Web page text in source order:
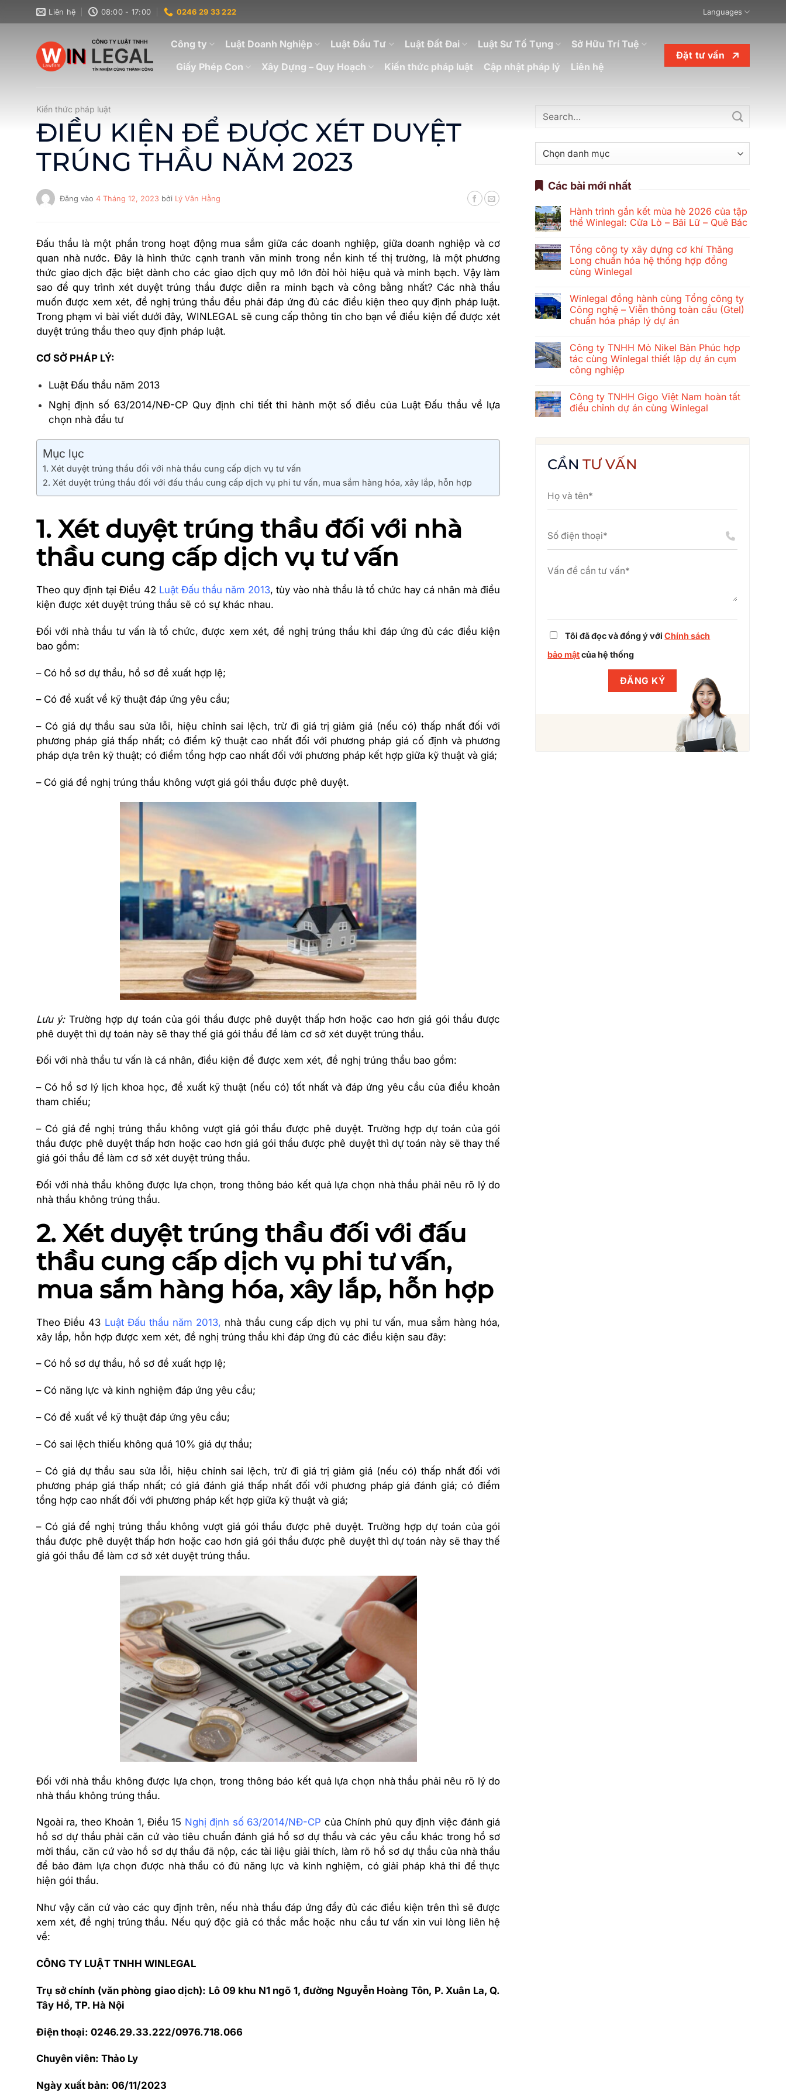
qua
Liên hệ 08:00 - 17:00 0246 29 33 222 Languages
Công ty Luật Doanh Nghiệp Luật Đầu Tư Luật Đất Đai Luật Sư Tố Tụng
Sở Hữu Trí Tuệ
Giấy Phép Con
Xây Dựng – Quy Hoạch Kiến thức pháp luật Cập nhật pháp lý Liên hệ
Đặt tư vấn
Kiến thức pháp luật
ĐIỀU KIỆN ĐỂ ĐƯỢC XÉT DUYỆT
TRÚNG THẦU NĂM 2023
Đăng vào 4 Tháng 12, 2023 bởi Lý Văn Hằng
Đấu thầu là một phần trong hoạt động mua sắm giữa các doanh nghiệp, giữa doanh nghiệp và cơ
quan nhà nước. Đây là hình thức cạnh tranh văn minh trong nền kinh tế thị trường, là một phương
thức giao dịch đặc biệt dành cho các giao dịch quy mô lớn đòi hỏi hiệu quả và minh bạch. Vậy làm
sao để quy trình xét duyệt trúng thầu được diễn ra minh bạch và công bằng nhất? Các nhà thầu
muốn được xem xét, đề nghị trúng thầu đều phải đáp ứng đủ các điều kiện theo quy định pháp luật.
Trong phạm vi bài viết dưới đây, WINLEGAL sẽ cung cấp thông tin cho bạn về điều kiện để được xét
duyệt trúng thầu theo quy định pháp luật.
CƠ SỞ PHÁP LÝ:
Luật Đấu thầu năm 2013
Nghị định số 63/2014/NĐ-CP Quy định chi tiết thi hành một số điều của Luật Đấu thầu về lựa
chọn nhà đầu tư
Mục lục
1. Xét duyệt trúng thầu đối với nhà thầu cung cấp dịch vụ tư vấn
2. Xét duyệt trúng thầu đối với đấu thầu cung cấp dịch vụ phi tư vấn, mua sắm hàng hóa, xây lắp, hỗn hợp
1. Xét duyệt trúng thầu đối với nhà
thầu cung cấp dịch vụ tư vấn
Theo quy định tại Điều 42 Luật Đấu thầu năm 2013, tùy vào nhà thầu là tổ chức hay cá nhân mà điều
kiện được xét duyệt trúng thầu sẽ có sự khác nhau.
Đối với nhà thầu tư vấn là tổ chức, được xem xét, đề nghị trúng thầu khi đáp ứng đủ các điều kiện
bao gồm:
– Có hồ sơ dự thầu, hồ sơ đề xuất hợp lệ;
– Có đề xuất về kỹ thuật đáp ứng yêu cầu;
– Có giá dự thầu sau sửa lỗi, hiệu chỉnh sai lệch, trừ đi giá trị giảm giá (nếu có) thấp nhất đối với
phương pháp giá thấp nhất; có điểm kỹ thuật cao nhất đối với phương pháp giá cố định và phương
pháp dựa trên kỹ thuật; có điểm tổng hợp cao nhất đối với phương pháp kết hợp giữa kỹ thuật và giá;
– Có giá đề nghị trúng thầu không vượt giá gói thầu được phê duyệt.
Lưu ý:Trường hợp dự toán của gói thầu được phê duyệt thấp hơn hoặc cao hơn giá gói thầu được
phê duyệt thì dự toán này sẽ thay thế giá gói thầu để làm cơ sở xét duyệt trúng thầu.
Đối với nhà thầu tư vấn là cá nhân, điều kiện để được xem xét, đề nghị trúng thầu bao gồm:
– Có hồ sơ lý lịch khoa học, đề xuất kỹ thuật (nếu có) tốt nhất và đáp ứng yêu cầu của điều khoản
tham chiếu;
– Có giá đề nghị trúng thầu không vượt giá gói thầu được phê duyệt. Trường hợp dự toán của gói
thầu được phê duyệt thấp hơn hoặc cao hơn giá gói thầu được phê duyệt thì dự toán này sẽ thay thế
giá gói thầu để làm cơ sở xét duyệt trúng thầu.
Đối với nhà thầu không được lựa chọn, trong thông báo kết quả lựa chọn nhà thầu phải nêu rõ lý do
nhà thầu không trúng thầu.
2. Xét duyệt trúng thầu đối với đấu
thầu cung cấp dịch vụ phi tư vấn,
mua sắm hàng hóa, xây lắp, hỗn hợp
Theo Điều 43 Luật Đấu thầu năm 2013, nhà thầu cung cấp dịch vụ phi tư vấn, mua sắm hàng hóa,
xây lắp, hỗn hợp được xem xét, đề nghị trúng thầu khi đáp ứng đủ các điều kiện sau đây:
– Có hồ sơ dự thầu, hồ sơ đề xuất hợp lệ;
– Có năng lực và kinh nghiệm đáp ứng yêu cầu;
– Có đề xuất về kỹ thuật đáp ứng yêu cầu;
– Có sai lệch thiếu không quá 10% giá dự thầu;
– Có giá dự thầu sau sửa lỗi, hiệu chỉnh sai lệch, trừ đi giá trị giảm giá (nếu có) thấp nhất đối với
phương pháp giá thấp nhất; có giá đánh giá thấp nhất đối với phương pháp giá đánh giá; có điểm
tổng hợp cao nhất đối với phương pháp kết hợp giữa kỹ thuật và giá;
– Có giá đề nghị trúng thầu không vượt giá gói thầu được phê duyệt. Trường hợp dự toán của gói
thầu được phê duyệt thấp hơn hoặc cao hơn giá gói thầu được phê duyệt thì dự toán này sẽ thay thế
giá gói thầu để làm cơ sở xét duyệt trúng thầu.
Đối với nhà thầu không được lựa chọn, trong thông báo kết quả lựa chọn nhà thầu phải nêu rõ lý do
nhà thầu không trúng thầu.
Ngoài ra, theo Khoản 1, Điều 15 Nghị định số 63/2014/NĐ-CP của Chính phủ quy định việc đánh giá
hồ sơ dự thầu phải căn cứ vào tiêu chuẩn đánh giá hồ sơ dự thầu và các yêu cầu khác trong hồ sơ
mời thầu, căn cứ vào hồ sơ dự thầu đã nộp, các tài liệu giải thích, làm rõ hồ sơ dự thầu của nhà thầu
để bảo đảm lựa chọn được nhà thầu có đủ năng lực và kinh nghiệm, có giải pháp khả thi để thực
hiện gói thầu.
Như vậy căn cứ vào các quy định trên, nếu nhà thầu đáp ứng đầy đủ các điều kiện trên thì sẽ được
xem xét, đề nghị trúng thầu. Nếu quý độc giả có thắc mắc hoặc nhu cầu tư vấn xin vui lòng liên hệ
về:
CÔNG TY LUẬT TNHH WINLEGAL
Trụ sở chính (văn phòng giao dịch): Lô 09 khu N1 ngõ 1, đường Nguyễn Hoàng Tôn, P. Xuân La, Q.
Tây Hồ, TP. Hà Nội
Điện thoại: 0246.29.33.222/0976.718.066
Chuyên viên: Thảo Ly
Ngày xuất bản: 06/11/2023
Danh
mục
Các bài mới nhất
Hành trình gắn kết mùa hè 2026 của tập
thể Winlegal: Cửa Lò – Bãi Lữ – Quê Bác
bình
luận
ở
Hành
kết
mùa
hè
2026
của
Winlegal:
Cửa
Lò
–
–
Quê
Bác
Tổng công ty xây dựng cơ khí Thăng
Long chuẩn hóa hệ thống hợp đồng
cùng Winlegal
bình
luận
ở
Tổng
xây
dựng
cơ
khí
Thăng
hóa
hệ
thống
Winlegal đồng hành cùng Tổng công ty
Công nghệ – Viễn thông toàn cầu (Gtel)
chuẩn hóa pháp lý dự án
bình
luận
ở
Winlegal
cùng
Tổng
công
toàn
cầu
hóa
pháp
Công ty TNHH Mỏ Nikel Bản Phúc hợp
tác cùng Winlegal thiết lập dự án cụm
công nghiệp
bình
luận
ở
Bản
Phúc
Winlegal
lập
cụm
công
nghiệp
Công ty TNHH Gigo Việt Nam hoàn tất
điều chỉnh dự án cùng Winlegal
Công
ty
Nam
tất
dự
án
cùng
CẦNTƯ VẤN
Tôi đã đọc và đồng ý vớiChính sách
bảo mậtcủa hệ thống